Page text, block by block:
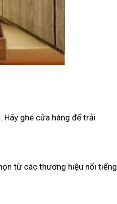
Hãy ghé cửa hàng để trải
từ các thương hiệu nổi tiếng